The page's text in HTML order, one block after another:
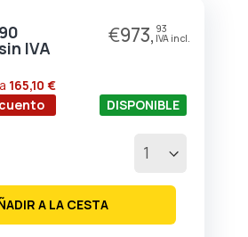
90 €973, 93
165,10 €
DISPONIBLE
A LA CESTA